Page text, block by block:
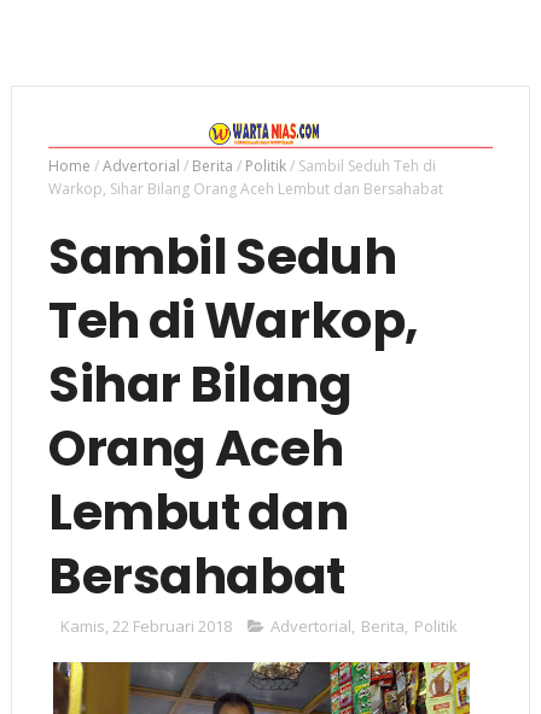
Home /Advertorial / Berita / Politik/ Sambil Seduh Teh di
Warkop, Sihar Bilang Orang Aceh Lembut dan Bersahabat
Sambil Seduh
Teh di Warkop,
Sihar Bilang
Orang Aceh
Lembut dan
Bersahabat
Kamis, 22 Februari 2018 Advertorial, Berita, Politik